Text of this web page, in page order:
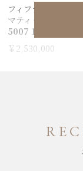
フィフティファゾム
マティック
5007 1130 B64B
￥2,530,000